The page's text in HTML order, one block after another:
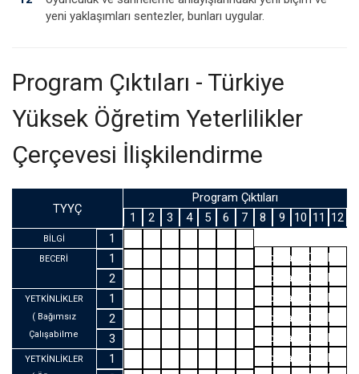
yeni yaklaşımları sentezler, bunları uygular.
Program Çıktıları - Türkiye
Yüksek Öğretim Yeterlilikler
Çerçevesi İlişkilendirme
TYYÇ
Program Çıktıları
1
2 3 4 5 6 7 8 9 10 11 12
BİLGİ 1
BECERİ 1
Program Çıktıları
2
Program Çıktıları
YETKİNLİKLER
( Bağımsız
Çalışabilme
ve
1
Program Çıktıları
2
Program Çıktıları
3
Program Çıktıları
YETKİNLİKLER
1
Program Çıktıları